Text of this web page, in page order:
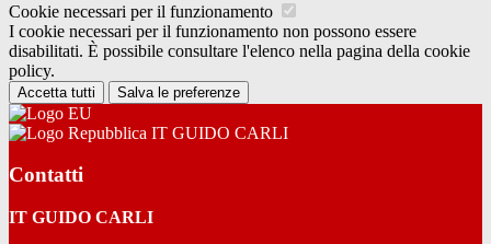
Cookie necessari per il funzionamento
I cookie necessari per il funzionamento non possono essere
disabilitati. È possibile consultare l'elenco nella pagina della cookie
policy.
Accetta tutti Salva le preferenze
IT GUIDO CARLI
Contatti
IT GUIDO CARLI